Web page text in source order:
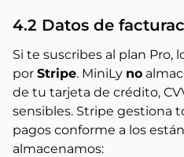
4.2 Datos de
Si te suscribes al plan Pro,
por Stripe. MiniLy no
de tu tarjeta de crédito,
sensibles. Stripe gestiona
pagos conforme a los
almacenamos: